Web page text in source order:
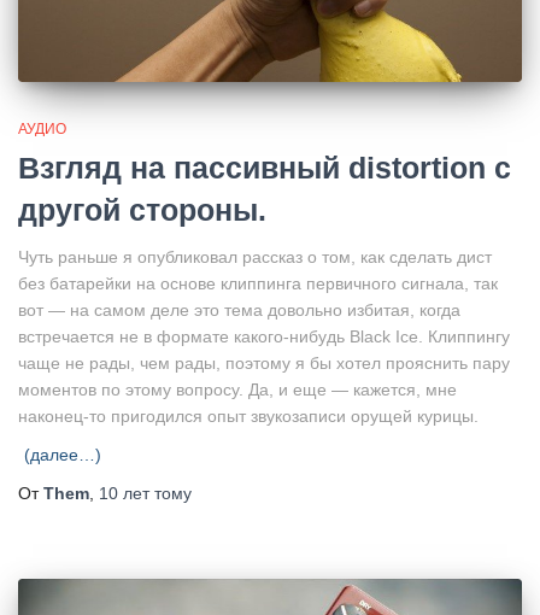
АУДИО
Взгляд на пассивный distortion с
другой стороны.
Чуть раньше я опубликовал рассказ о том, как сделать дист
без батарейки на основе клиппинга первичного сигнала, так
вот — на самом деле это тема довольно избитая, когда
встречается не в формате какого-нибудь Black Ice. Клиппингу
чаще не рады, чем рады, поэтому я бы хотел прояснить пару
моментов по этому вопросу. Да, и еще — кажется, мне
наконец-то пригодился опыт звукозаписи орущей курицы.
(далее…)
ОтThem, 10 леттому